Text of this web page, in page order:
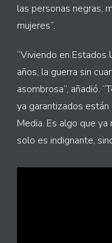
las personas negras,
mujeres”.
“Viviendo en
años, la guerra sin
asombrosa”, añadió.
ya garantizados
Media. Es algo que
solo es indignante,